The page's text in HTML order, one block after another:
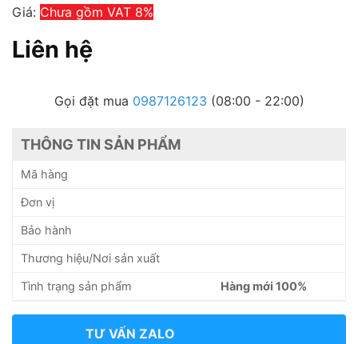
Giá: Chưa gồm VAT 8%
Liên hệ
Gọi đặt mua 0987126123 (08:00 - 22:00)
THÔNG TIN SẢN PHẨM
Mã hàng
Đơn vị
Bảo hành
Thương hiệu/Nơi sản xuất
Tình trạng sản phẩm Hàng mới 100%
TƯ VẤN ZALO